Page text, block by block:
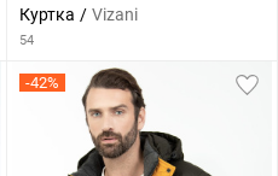
Куртка Vizani
54
-42%